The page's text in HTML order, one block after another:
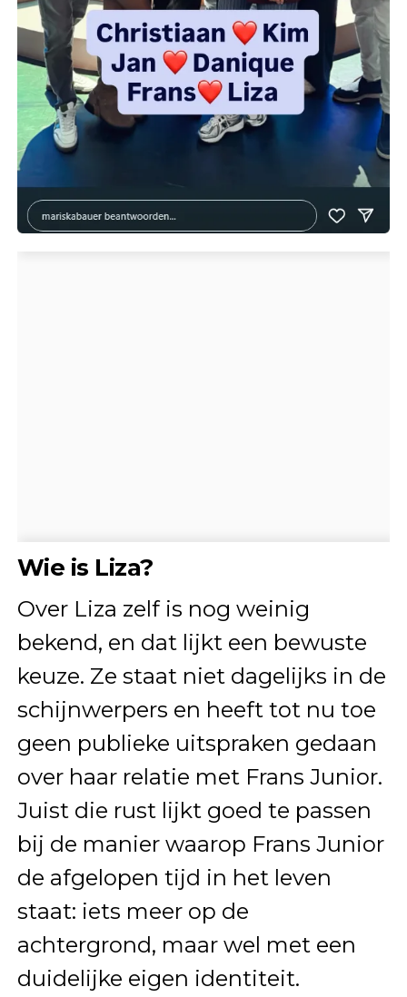
Wie is Liza?
Over Liza zelf is nog weinig
bekend, en dat lijkt een bewuste
keuze. Ze staat niet dagelijks in de
schijnwerpers en heeft tot nu toe
geen publieke uitspraken gedaan
over haar relatie met Frans Junior.
Juist die rust lijkt goed te passen
bij de manier waarop Frans Junior
de afgelopen tijd in het leven
staat: iets meer op de
achtergrond, maar wel met een
duidelijke eigen identiteit.